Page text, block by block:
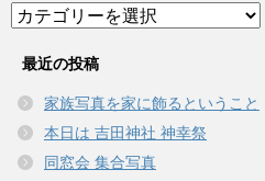
Category
最近の投稿
家族写真を家に飾るということ
本日は 吉田神社 神幸祭
同窓会 集合写真